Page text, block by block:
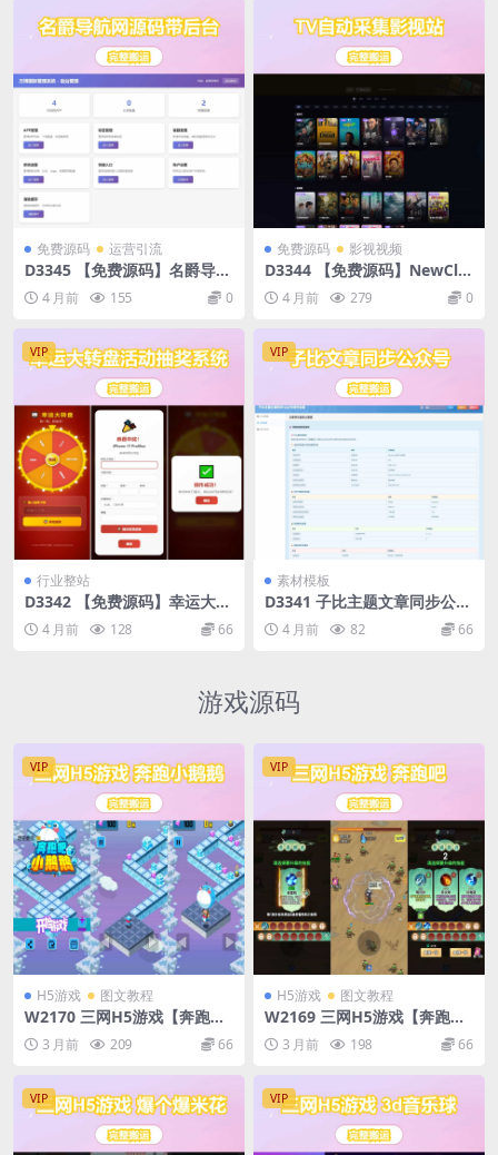
免费源码 运营引流
D3345 【免费源码】名爵导航
网源码带后台
4 月前 155 0
免费源码 影视视频
D3344 【免费源码】NewClo
ud TV自动采集影视站 PHP+V
ue.js4 月前 279 0
VIP
行业整站
D3342 【免费源码】幸运大转
盘活动抽奖系统源码
4 月前 128 66
VIP
素材模板
D3341 子比主题文章同步公众
号插件
4 月前 82 66
游戏源码
VIP
H5游戏 图文教程
W2170 三网H5游戏【奔跑小
鹅鹅】Linux手工服务端+安卓
3 月前 209 66
VIP
H5游戏 图文教程
W2169 三网H5游戏【奔跑
吧】最新整理CentOS手工服
务端+安卓
3 月前 198 66
VIP VIP